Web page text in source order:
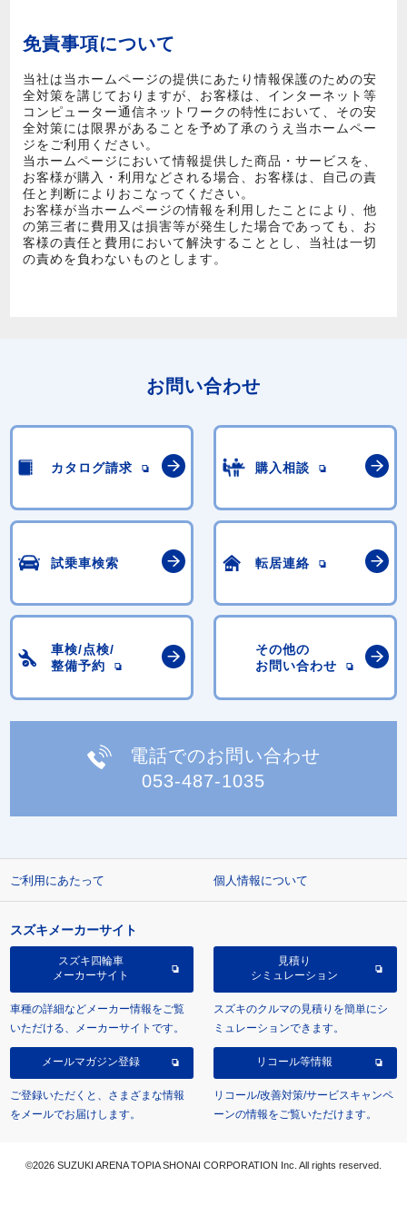
免責事項について
当社は当ホームページの提供にあたり情報保護のための安
全対策を講じておりますが、お客様は、インターネット等
コンピューター通信ネットワークの特性において、その安
全対策には限界があることを予め了承のうえ当ホームペー
ジをご利用ください。
当ホームページにおいて情報提供した商品・サービスを、
お客様が購入・利用などされる場合、お客様は、自己の責
任と判断によりおこなってください。
お客様が当ホームページの情報を利用したことにより、他
の第三者に費用又は損害等が発生した場合であっても、お
客様の責任と費用において解決することとし、当社は一切
の責めを負わないものとします。
お問い合わせ
カタログ請求 購入相談
試乗車検索 転居連絡
車検/点検/
整備予約
その他の
お問い合わせ
電話でのお問い合わせ
053-487-1035
ご利用にあたって 個人情報について
スズキメーカーサイト
スズキ四輪車
メーカーサイト
車種の詳細などメーカー情報をご覧
いただける、メーカーサイトです。
見積り
シミュレーション
スズキのクルマの見積りを簡単にシ
ミュレーションできます。
メールマガジン登録
ご登録いただくと、さまざまな情報
をメールでお届けします。
リコール等情報
リコール/改善対策/サービスキャンペ
ーンの情報をご覧いただけます。
©2026 SUZUKI ARENA TOPIA SHONAI CORPORATION Inc. All rights reserved.